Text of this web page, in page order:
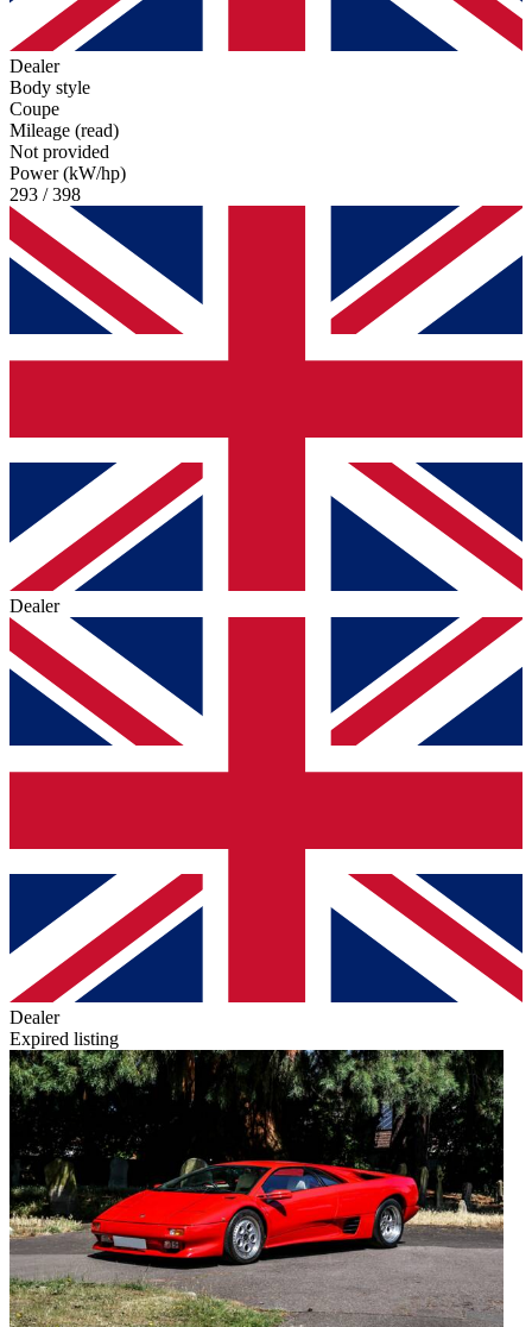
Dealer
Body style
Coupe
Mileage (read)
Not provided
Power (kW/hp)
293 / 398
Dealer
Dealer
Expired listing